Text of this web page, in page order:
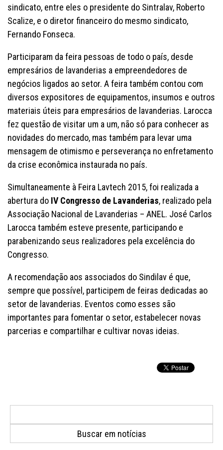
sindicato, entre eles o presidente do Sintralav, Roberto
Scalize, e o diretor financeiro do mesmo sindicato,
Fernando Fonseca.
Participaram da feira pessoas de todo o país, desde
empresários de lavanderias a empreendedores de
negócios ligados ao setor. A feira também contou com
diversos expositores de equipamentos, insumos e outros
materiais úteis para empresários de lavanderias. Larocca
fez questão de visitar um a um, não só para conhecer as
novidades do mercado, mas também para levar uma
mensagem de otimismo e perseverança no enfretamento
da crise econômica instaurada no país.
Simultaneamente à Feira Lavtech 2015, foi realizada a
abertura do IV Congresso de Lavanderias, realizado pela
Associação Nacional de Lavanderias – ANEL. José Carlos
Larocca também esteve presente, participando e
parabenizando seus realizadores pela excelência do
Congresso.
A recomendação aos associados do Sindilav é que,
sempre que possível, participem de feiras dedicadas ao
setor de lavanderias. Eventos como esses são
importantes para fomentar o setor, estabelecer novas
parcerias e compartilhar e cultivar novas ideias.